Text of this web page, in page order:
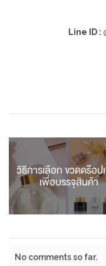
Line ID :
วิธีการเลือก ขวดดร๊อป
เพื่อบรรจุสินค้า
No comments so far.